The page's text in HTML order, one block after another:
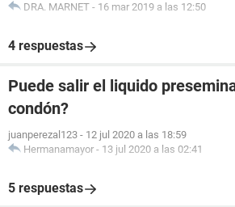
DRA. MARNET - 16 mar 2019 a las 12:50
4 respuestas
Puede salir el liquido
condón?
juanperezal123 - 12 jul 2020 a las 18:59
Hermanamayor - 13 jul 2020 a las 02:41
5 respuestas